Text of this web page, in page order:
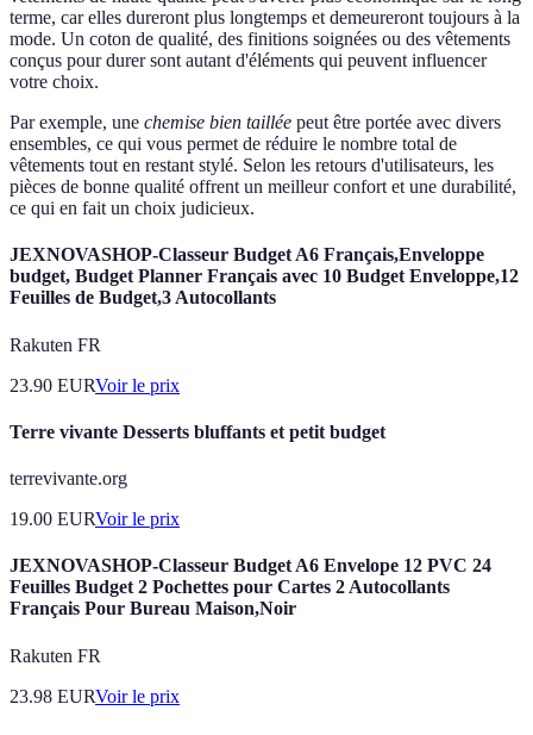
terme, car elles dureront plus longtemps et demeureront toujours à la
mode. Un coton de qualité, des finitions soignées ou des vêtements
conçus pour durer sont autant d'éléments qui peuvent influencer
votre choix.
Par exemple, une chemise bien taillée peut être portée avec divers
ensembles, ce qui vous permet de réduire le nombre total de
vêtements tout en restant stylé. Selon les retours d'utilisateurs, les
pièces de bonne qualité offrent un meilleur confort et une durabilité,
ce qui en fait un choix judicieux.
JEXNOVASHOP-Classeur Budget A6 Français,Enveloppe
budget, Budget Planner Français avec 10 Budget Enveloppe,12
Feuilles de Budget,3 Autocollants
Rakuten FR
23.90 EURVoir le prix
Terre vivante Desserts bluffants et petit budget
terrevivante.org
19.00 EURVoir le prix
JEXNOVASHOP-Classeur Budget A6 Envelope 12 PVC 24
Feuilles Budget 2 Pochettes pour Cartes 2 Autocollants
Français Pour Bureau Maison,Noir
Rakuten FR
23.98 EURVoir le prix